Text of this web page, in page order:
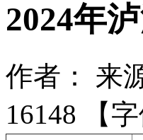
2024年
作者： 来
16148 【字